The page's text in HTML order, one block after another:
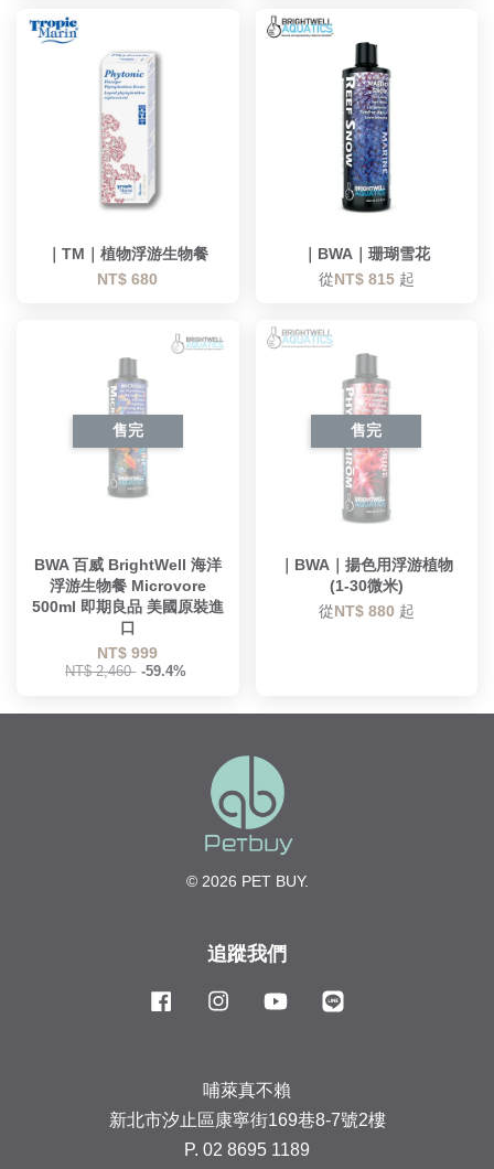
｜TM｜植物浮游生物餐
NT$ 680
｜BWA｜珊瑚雪花
從NT$ 815 起
售完
BWA 百威 BrightWell 海洋
浮游生物餐 Microvore
500ml 即期良品 美國原裝進
口
NT$ 999
NT$ 2,460 -59.4%
售完
｜BWA｜揚色用浮游植物
(1-30微米)
從NT$ 880 起
© 2026 PET BUY.
追蹤我們
Facebook Instagram YouTube
哺萊真不賴
新北市汐止區康寧街169巷8-7號2樓
P. 02 8695 1189